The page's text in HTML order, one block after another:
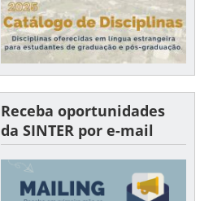
Receba oportunidades
da SINTER por e-mail